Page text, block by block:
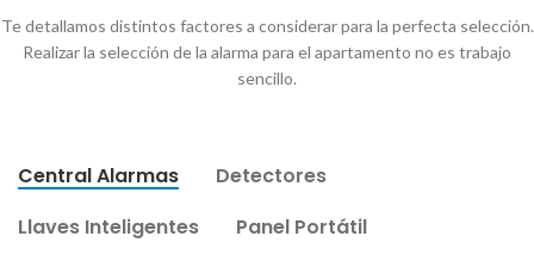
Te detallamos distintos factores a considerar para la perfecta selección.
Realizar la selección de la alarma para el apartamento no es trabajo
sencillo.
Central Alarmas
Detectores
Llaves Inteligentes
Panel Portátil